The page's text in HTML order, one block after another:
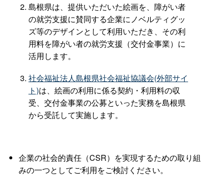
島根県は、提供いただいた絵画を、障がい者
の就労支援に賛同する企業にノベルティグッ
ズ等のデザインとして利用いただき、その利
用料を障がい者の就労支援（交付金事業）に
活用します。
社会福祉法人島根県社会福祉協議会(外部サイ
ト)は、絵画の利用に係る契約・利用料の収
受、交付金事業の公募といった実務を島根県
から受託して実施します。
企業の社会的責任（CSR）を実現するための取り組
みの一つとしてご利用をご検討ください。